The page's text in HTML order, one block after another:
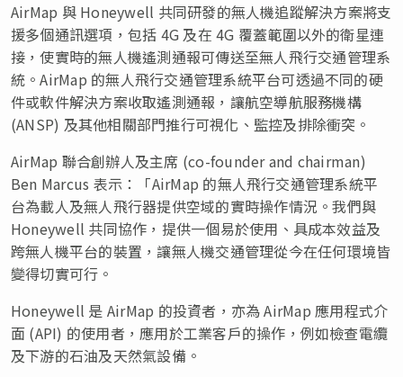
AirMap 與 Honeywell 共同研發的無人機追蹤解決方案將支
援多個通訊選項，包括 4G 及在 4G 覆蓋範圍以外的衛星連
接，使實時的無人機遙測通報可傳送至無人飛行交通管理系
統。AirMap 的無人飛行交通管理系統平台可透過不同的硬
件或軟件解決方案收取遙測通報，讓航空導航服務機構
(ANSP) 及其他相關部門推行可視化、監控及排除衝突。
AirMap 聯合創辦人及主席 (co-founder and chairman)
Ben Marcus 表示：「AirMap 的無人飛行交通管理系統平
台為載人及無人飛行器提供空域的實時操作情況。我們與
Honeywell 共同協作，提供一個易於使用、具成本效益及
跨無人機平台的裝置，讓無人機交通管理從今在任何環境皆
變得切實可行。
Honeywell 是 AirMap 的投資者，亦為 AirMap 應用程式介
面 (API) 的使用者，應用於工業客戶的操作，例如檢查電纜
及下游的石油及天然氣設備。